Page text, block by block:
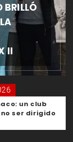
BRILLÓ
II
un club
ser dirigido